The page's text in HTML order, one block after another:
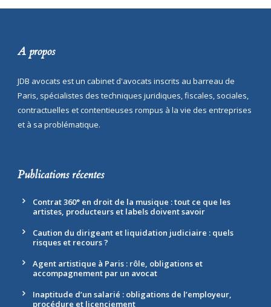
A propos
JDB avocats est un cabinet d'avocats inscrits au barreau de
Paris, spécialistes des techniques juridiques, fiscales, sociales,
contractuelles et contentieuses rompus à la vie des entreprises
et à sa problématique.
Publications récentes
Contrat 360° en droit de la musique : tout ce que les
artistes, producteurs et labels doivent savoir
Caution du dirigeant et liquidation judiciaire : quels
risques et recours ?
Agent artistique à Paris : rôle, obligations et
accompagnement par un avocat
Inaptitude d’un salarié : obligations de l’employeur,
procédure et licenciement